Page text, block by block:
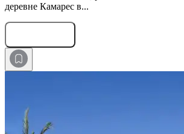
деревне Камарес в...